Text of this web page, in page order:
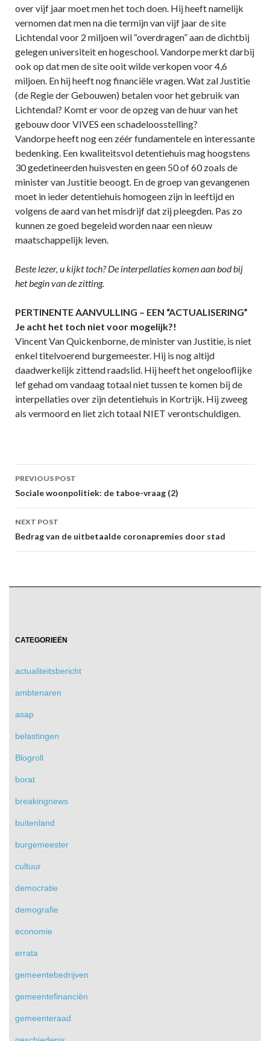
over vijf jaar moet men het toch doen. Hij heeft namelijk
vernomen dat men na die termijn van vijf jaar de site
Lichtendal voor 2 miljoen wil “overdragen” aan de dichtbij
gelegen universiteit en hogeschool. Vandorpe merkt darbij
ook op dat men de site ooit wilde verkopen voor 4,6
miljoen. En hij heeft nog financiële vragen. Wat zal Justitie
(de Regie der Gebouwen) betalen voor het gebruik van
Lichtendal? Komt er voor de opzeg van de huur van het
gebouw door VIVES een schadeloosstelling?
Vandorpe heeft nog een zéér fundamentele en interessante
bedenking. Een kwaliteitsvol detentiehuis mag hoogstens
30 gedetineerden huisvesten en geen 50 of 60 zoals de
minister van Justitie beoogt. En de groep van gevangenen
moet in ieder detentiehuis homogeen zijn in leeftijd en
volgens de aard van het misdrijf dat zij pleegden. Pas zo
kunnen ze goed begeleid worden naar een nieuw
maatschappelijk leven.
Beste lezer, u kijkt toch? De interpellaties komen aan bod bij
het begin van de zitting.
PERTINENTE AANVULLING – EEN “ACTUALISERING”
Je acht het toch niet voor mogelijk?!
Vincent Van Quickenborne, de minister van Justitie, is niet
enkel titelvoerend burgemeester. Hij is nog altijd
daadwerkelijk zittend raadslid. Hij heeft het ongelooflijke
lef gehad om vandaag totaal niet tussen te komen bij de
interpellaties over zijn detentiehuis in Kortrijk. Hij zweeg
als vermoord en liet zich totaal NIET verontschuldigen.
Post
navigation
PREVIOUS POST
Sociale woonpolitiek: de taboe-vraag (2)
NEXT POST
Bedrag van de uitbetaalde coronapremies door stad
CATEGORIEËN
actualiteitsbericht
ambtenaren
asap
belastingen
Blogroll
borat
breakingnews
buitenland
burgemeester
cultuur
democratie
demografie
economie
errata
gemeentebedrijven
gemeentefinanciën
gemeenteraad